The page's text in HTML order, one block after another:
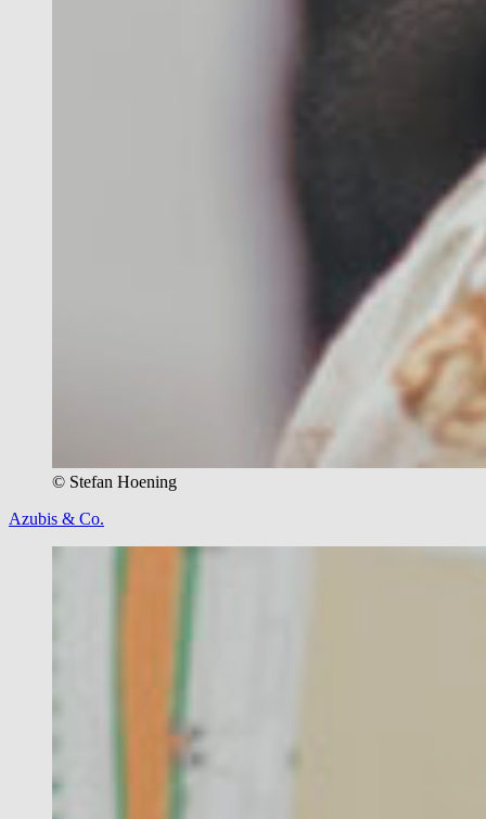
© Stefan Hoening
Azubis & Co.